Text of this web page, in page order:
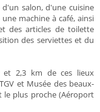
salon, d'une cuisine
machine à café, ainsi
des articles de toilette
des serviettes et du
et 2,3 km de ces lieux
et Musée des beaux-
le plus proche (Aéroport